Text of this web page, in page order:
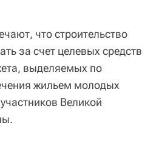
что строительство
за счет целевых средств
выделяемых по
жильем молодых
Великой